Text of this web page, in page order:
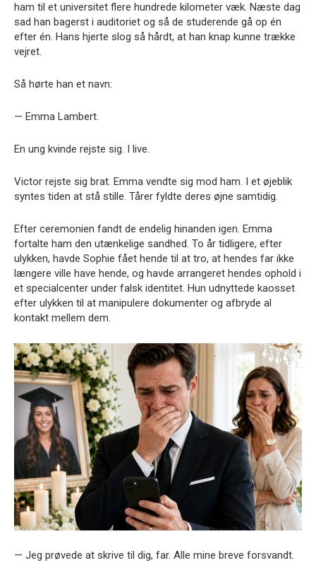
ham til et universitet flere hundrede kilometer væk. Næste dag
sad han bagerst i auditoriet og så de studerende gå op én
efter én. Hans hjerte slog så hårdt, at han knap kunne trække
vejret.
Så hørte han et navn:
— Emma Lambert.
En ung kvinde rejste sig. I live.
Victor rejste sig brat. Emma vendte sig mod ham. I et øjeblik
syntes tiden at stå stille. Tårer fyldte deres øjne samtidig.
Efter ceremonien fandt de endelig hinanden igen. Emma
fortalte ham den utænkelige sandhed. To år tidligere, efter
ulykken, havde Sophie fået hende til at tro, at hendes far ikke
længere ville have hende, og havde arrangeret hendes ophold i
et specialcenter under falsk identitet. Hun udnyttede kaosset
efter ulykken til at manipulere dokumenter og afbryde al
kontakt mellem dem.
— Jeg prøvede at skrive til dig, far. Alle mine breve forsvandt.